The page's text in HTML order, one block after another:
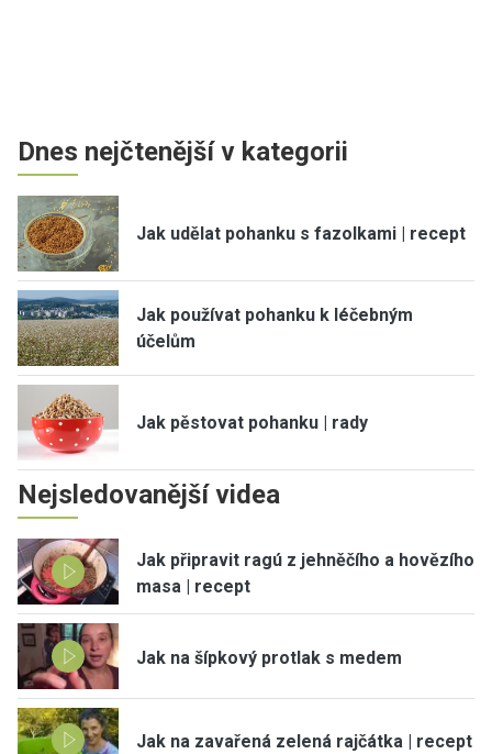
Dnes nejčtenější v kategorii
Jak udělat pohanku s fazolkami | recept
Jak používat pohanku k léčebným
účelům
Jak pěstovat pohanku | rady
Nejsledovanější videa
Jak připravit ragú z jehněčího a hovězího
masa | recept
Jak na šípkový protlak s medem
Jak na zavařená zelená rajčátka | recept